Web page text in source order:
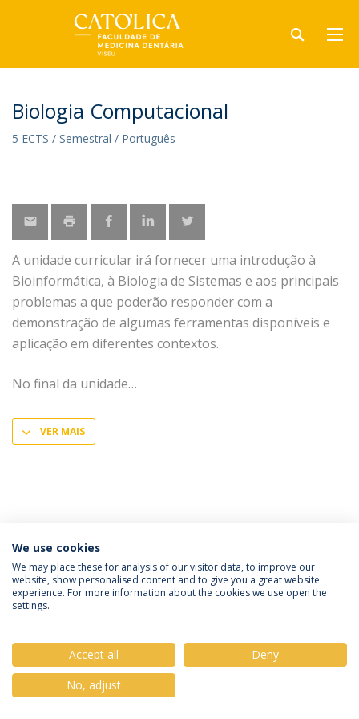
Biologia Computacional
5 ECTS / Semestral / Português
A unidade curricular irá fornecer uma introdução à
Bioinformática, à Biologia de Sistemas e aos principais
problemas a que poderão responder com a
demonstração de algumas ferramentas disponíveis e
aplicação em diferentes contextos.
No final da unidade
VER MAIS
Política de Privacidade
Termos & Condições
Direitos do Titular dos Dados
© 2026 Universidade Católica Portuguesa
We use cookies
We may place these for analysis of our visitor data, to improve our
website, show personalised content and to give you a great website
experience. For more information about the cookies we use open the
settings.
Accept all
Deny
No, adjust